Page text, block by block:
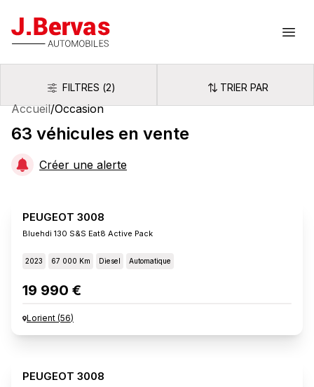
J.Bervas
FiltresFILTRES (2) Trier par
TRIER PAR
Accueil/Occasion
63 véhicules en vente
Créer une alerte
PEUGEOT 3008
Bluehdi 130 S&s Eat8 Active Pack
2023 67 000 Km Diesel Automatique
19 990 €
Lorient (56)
PEUGEOT 3008